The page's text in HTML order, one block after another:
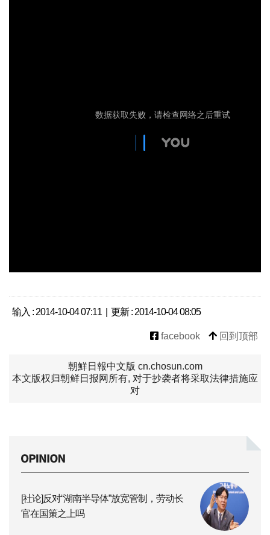
输入 : 2014-10-04 07:11 | 更新 : 2014-10-04 08:05
facebook 回到顶部
朝鮮日報中文版 cn.chosun.com
本文版权归朝鲜日报网所有, 对于抄袭者将采取法律措施应
对
[社论]反对“湖南半导体”放宽管制，劳动长
官在国策之上吗